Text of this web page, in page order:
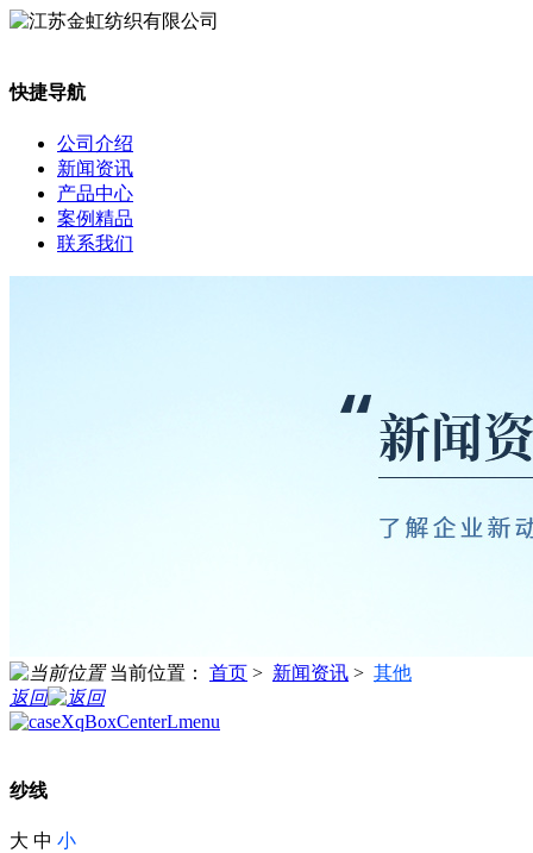
快捷导航
公司介绍
新闻资讯
产品中心
案例精品
联系我们
当前位置： 首页 > 新闻资讯 > 其他
返回
纱线
大 中 小